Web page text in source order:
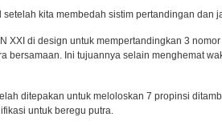
kita membedah sistim pertandingan dan
XXI di design untuk mempertandingkan 3
bersamaan. Ini tujuannya selain menghemat
ditepakan untuk meloloskan 7 propinsi
untuk beregu putra.